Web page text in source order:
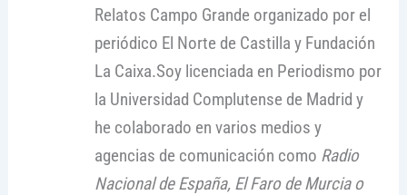
Relatos Campo Grande organizado por el
periódico El Norte de Castilla y Fundación
La Caixa.Soy licenciada en Periodismo por
la Universidad Complutense de Madrid y
he colaborado en varios medios y
agencias de comunicación como Radio
Nacional de España, El Faro de Murcia o